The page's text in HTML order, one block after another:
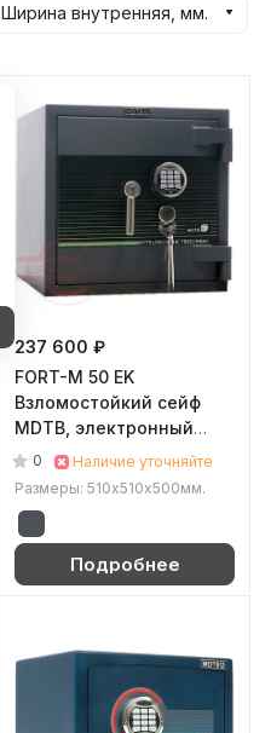
Ширина внутренняя, мм.
237 600 ₽
FORT-M 50 EK
Взломостойкий сейф
MDTB, электронный
кодовый + ключевой
(Графит (RAL 7024))
0
Наличие уточняйте
Размеры: 510х510х500мм.
Подробнее